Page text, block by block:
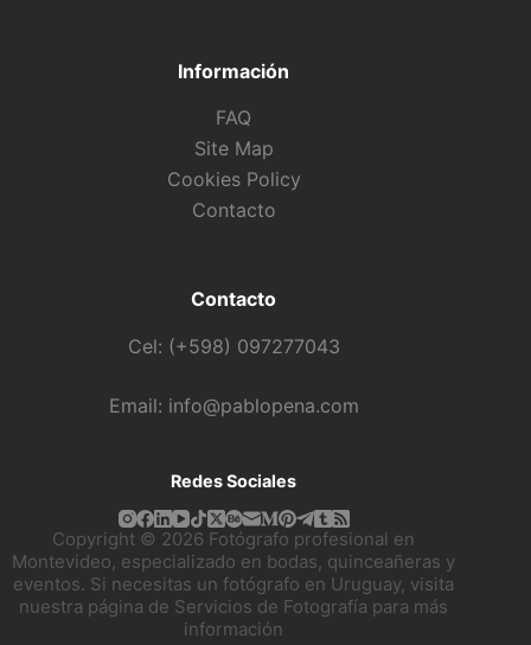
Información
FAQ
Site Map
Cookies Policy
Contacto
Contacto
Cel: (+598) 097277043
Email: info@pablopena.com
Redes Sociales
Copyright © 2026 Fotógrafo profesional en
Montevideo, especializado en bodas, quinceañeras y
eventos. Si necesitas un fotógrafo en Uruguay, visita
nuestra página de Servicios de Fotografía para más
información